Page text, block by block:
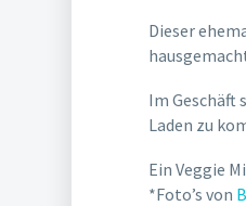
Dieser
Im Geschäft
Laden zu
Ein Veggie
*Foto’s von